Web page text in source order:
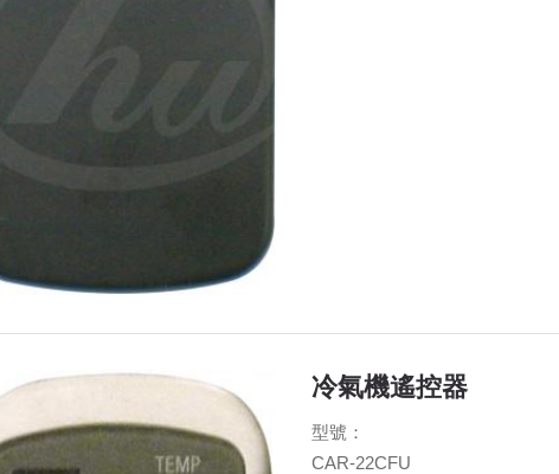
冷氣機遙控器
型號：
CAR-22CFU